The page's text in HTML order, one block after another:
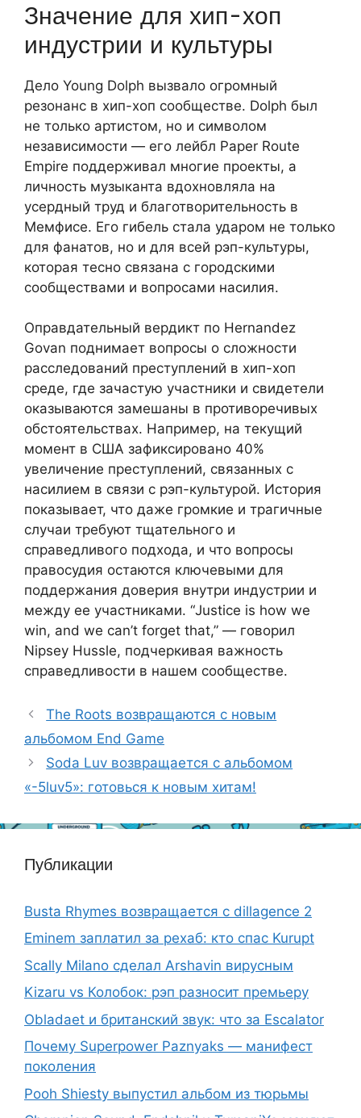
Значение для хип-хоп
индустрии и культуры
Дело Young Dolph вызвало огромный
резонанс в хип-хоп сообществе. Dolph был
не только артистом, но и символом
независимости — его лейбл Paper Route
Empire поддерживал многие проекты, а
личность музыканта вдохновляла на
усердный труд и благотворительность в
Мемфисе. Его гибель стала ударом не только
для фанатов, но и для всей рэп-культуры,
которая тесно связана с городскими
сообществами и вопросами насилия.
Оправдательный вердикт по Hernandez
Govan поднимает вопросы о сложности
расследований преступлений в хип-хоп
среде, где зачастую участники и свидетели
оказываются замешаны в противоречивых
обстоятельствах. Например, на текущий
момент в США зафиксировано 40%
увеличение преступлений, связанных с
насилием в связи с рэп-культурой. История
показывает, что даже громкие и трагичные
случаи требуют тщательного и
справедливого подхода, и что вопросы
правосудия остаются ключевыми для
поддержания доверия внутри индустрии и
между ее участниками. “Justice is how we
win, and we can’t forget that,” — говорил
Nipsey Hussle, подчеркивая важность
справедливости в нашем сообществе.
The Roots возвращаются с новым
альбомом End Game
Soda Luv возвращается с альбомом
«-5luv5»: готовься к новым хитам!
Публикации
Busta Rhymes возвращается с dillagence 2
Eminem заплатил за рехаб: кто спас Kurupt
Scally Milano сделал Arshavin вирусным
Kizaru vs Колобок: рэп разносит премьеру
Obladaet и британский звук: что за Escalator
Почему Superpower Paznyaks — манифест
поколения
Pooh Shiesty выпустил альбом из тюрьмы